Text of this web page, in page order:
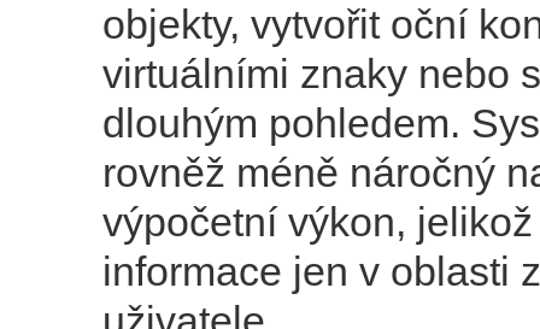
objekty, vytvořit oční
virtuálními znaky nebo
dlouhým pohledem.
rovněž méně náročný
výpočetní výkon,
informace jen v oblasti